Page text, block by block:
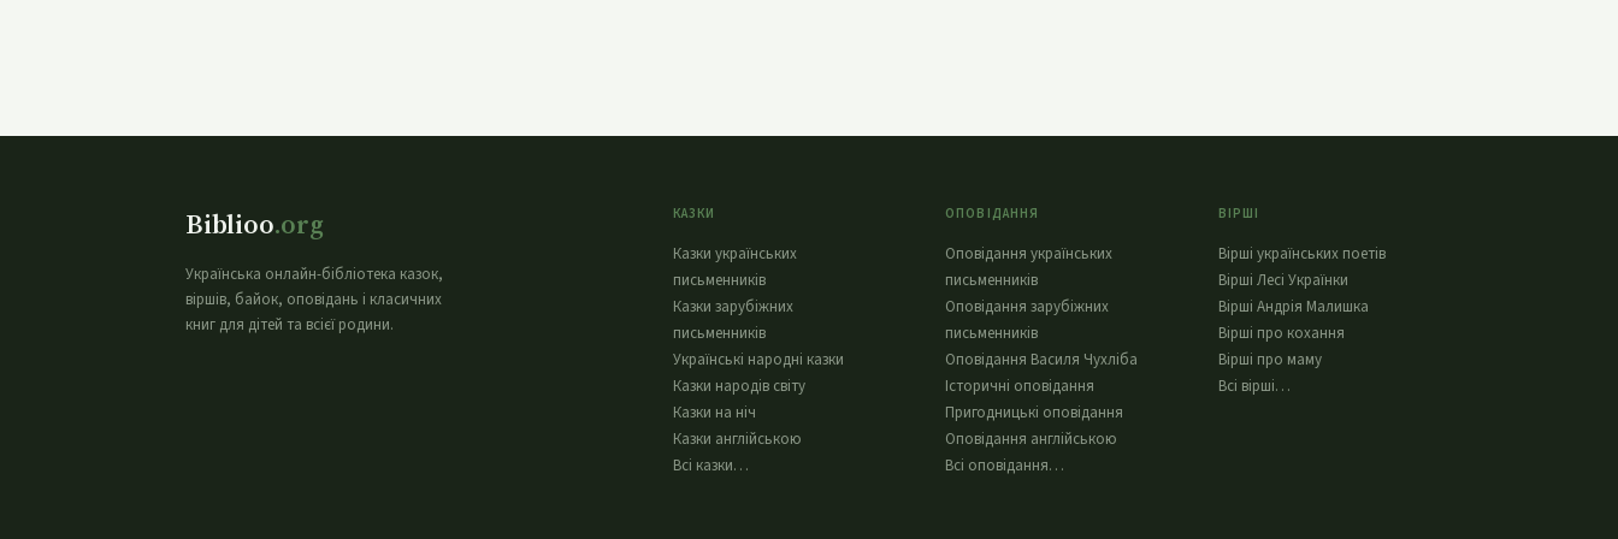
Biblioo.org
Українська онлайн-бібліотека казок,
віршів, байок, оповідань і класичних
книг для дітей та всієї родини.
КАЗКИ
Казки українських
письменників
Казки зарубіжних
письменників
Українські народні казки
Казки народів світу
Казки на ніч
Казки англійською
Всі казки…
ОПОВІДАННЯ
Оповідання українських
письменників
Оповідання зарубіжних
письменників
Оповідання Василя Чухліба
Історичні оповідання
Пригодницькі оповідання
Оповідання англійською
Всі оповідання…
ВІРШІ
Вірші українських поетів
Вірші Лесі Українки
Вірші Андрія Малишка
Вірші про кохання
Вірші про маму
Всі вірші…